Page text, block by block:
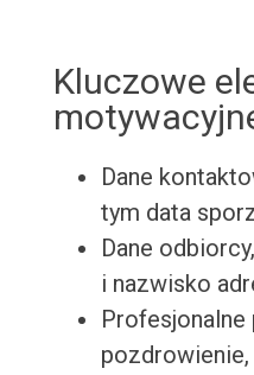
Kluczowe
Dane
tym data
Dane
i nazwisko
pozdrowienie,